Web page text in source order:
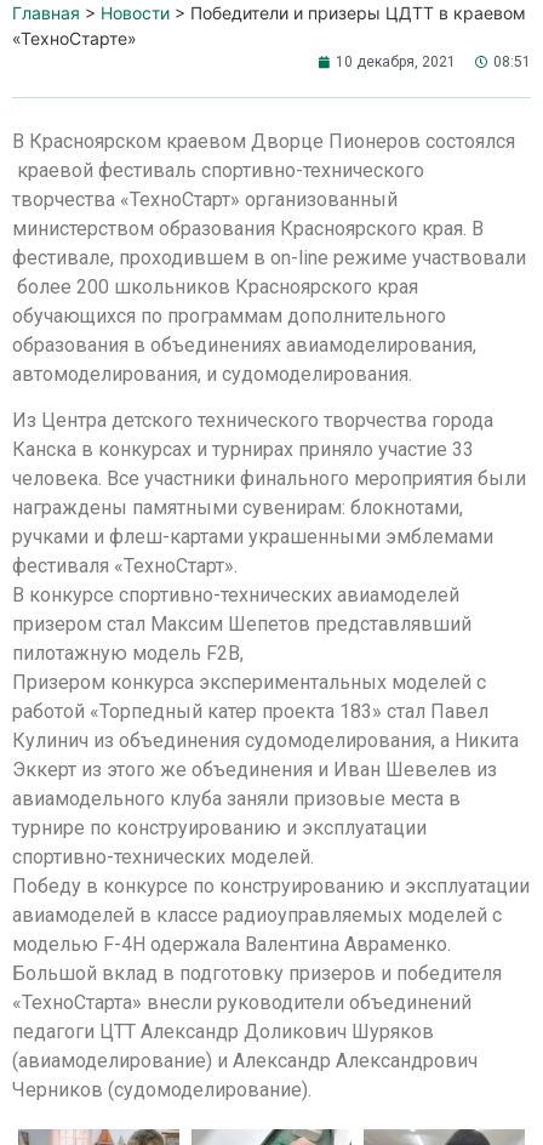
Главная > Новости > Победители и призеры ЦДТТ в краевом
«ТехноСтарте»
10 декабря, 2021 08:51
В Красноярском краевом Дворце Пионеров состоялся
краевой фестиваль спортивно-технического
творчества «ТехноСтарт» организованный
министерством образования Красноярского края. В
фестивале, проходившем в on-line режиме участвовали
более 200 школьников Красноярского края
обучающихся по программам дополнительного
образования в объединениях авиамоделирования,
автомоделирования, и судомоделирования.
Из Центра детского технического творчества города
Канска в конкурсах и турнирах приняло участие 33
человека. Все участники финального мероприятия были
награждены памятными сувенирам: блокнотами,
ручками и флеш-картами украшенными эмблемами
фестиваля «ТехноСтарт».
В конкурсе спортивно-технических авиамоделей
призером стал Максим Шепетов представлявший
пилотажную модель F2B,
Призером конкурса экспериментальных моделей с
работой «Торпедный катер проекта 183» стал Павел
Кулинич из объединения судомоделирования, а Никита
Эккерт из этого же объединения и Иван Шевелев из
авиамодельного клуба заняли призовые места в
турнире по конструированию и эксплуатации
спортивно-технических моделей.
Победу в конкурсе по конструированию и эксплуатации
авиамоделей в классе радиоуправляемых моделей с
моделью F-4H одержала Валентина Авраменко.
Большой вклад в подготовку призеров и победителя
«ТехноСтарта» внесли руководители объединений
педагоги ЦТТ Александр Доликович Шуряков
(авиамоделирование) и Александр Александрович
Черников (судомоделирование).